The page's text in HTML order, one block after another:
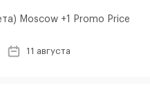
Moscow +1 Promo Price
11 августа